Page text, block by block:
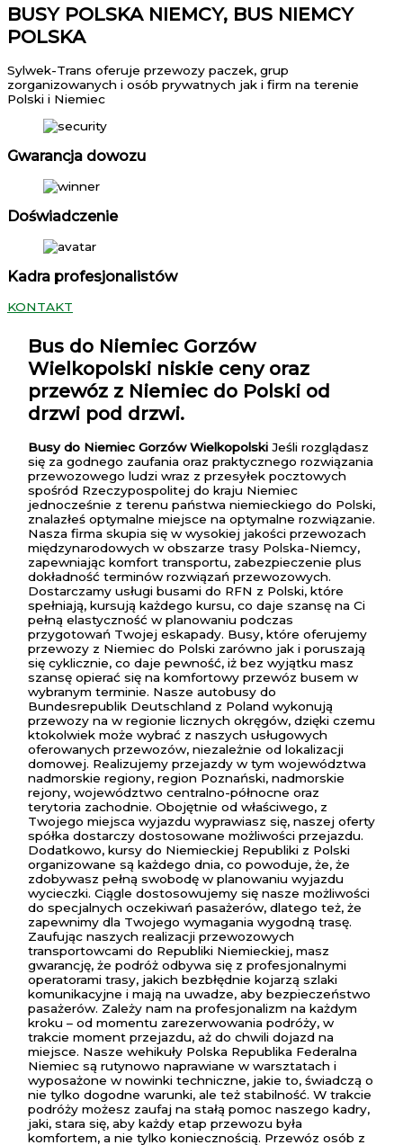
BUSY POLSKA NIEMCY, BUS NIEMCY
POLSKA
Sylwek-Trans oferuje przewozy paczek, grup
zorganizowanych i osób prywatnych jak i firm na terenie
Polski i Niemiec
Gwarancja dowozu
Doświadczenie
Kadra profesjonalistów
KONTAKT
Bus do Niemiec Gorzów
Wielkopolski niskie ceny oraz
przewóz z Niemiec do Polski od
drzwi pod drzwi.
Busy do Niemiec Gorzów Wielkopolski Jeśli rozglądasz
się za godnego zaufania oraz praktycznego rozwiązania
przewozowego ludzi wraz z przesyłek pocztowych
spośród Rzeczypospolitej do kraju Niemiec
jednocześnie z terenu państwa niemieckiego do Polski,
znalazłeś optymalne miejsce na optymalne rozwiązanie.
Nasza firma skupia się w wysokiej jakości przewozach
międzynarodowych w obszarze trasy Polska-Niemcy,
zapewniając komfort transportu, zabezpieczenie plus
dokładność terminów rozwiązań przewozowych.
Dostarczamy usługi busami do RFN z Polski, które
spełniają, kursują każdego kursu, co daje szansę na Ci
pełną elastyczność w planowaniu podczas
przygotowań Twojej eskapady. Busy, które oferujemy
przewozy z Niemiec do Polski zarówno jak i poruszają
się cyklicznie, co daje pewność, iż bez wyjątku masz
szansę opierać się na komfortowy przewóz busem w
wybranym terminie. Nasze autobusy do
Bundesrepublik Deutschland z Poland wykonują
przewozy na w regionie licznych okręgów, dzięki czemu
ktokolwiek może wybrać z naszych usługowych
oferowanych przewozów, niezależnie od lokalizacji
domowej. Realizujemy przejazdy w tym województwa
nadmorskie regiony, region Poznański, nadmorskie
rejony, województwo centralno-północne oraz
terytoria zachodnie. Obojętnie od właściwego, z
Twojego miejsca wyjazdu wyprawiasz się, naszej oferty
spółka dostarczy dostosowane możliwości przejazdu.
Dodatkowo, kursy do Niemieckiej Republiki z Polski
organizowane są każdego dnia, co powoduje, że, że
zdobywasz pełną swobodę w planowaniu wyjazdu
wycieczki. Ciągle dostosowujemy się nasze możliwości
do specjalnych oczekiwań pasażerów, dlatego też, że
zapewnimy dla Twojego wymagania wygodną trasę.
Zaufując naszych realizacji przewozowych
transportowcami do Republiki Niemieckiej, masz
gwarancję, że podróż odbywa się z profesjonalnymi
operatorami trasy, jakich bezbłędnie kojarzą szlaki
komunikacyjne i mają na uwadze, aby bezpieczeństwo
pasażerów. Zależy nam na profesjonalizm na każdym
kroku – od momentu zarezerwowania podróży, w
trakcie moment przejazdu, aż do chwili dojazd na
miejsce. Nasze wehikuły Polska Republika Federalna
Niemiec są rutynowo naprawiane w warsztatach i
wyposażone w nowinki techniczne, jakie to, świadczą o
nie tylko dogodne warunki, ale też stabilność. W trakcie
podróży możesz zaufaj na stałą pomoc naszego kadry,
jaki, stara się, aby każdy etap przewozu była
komfortem, a nie tylko koniecznością. Przewóz osób z